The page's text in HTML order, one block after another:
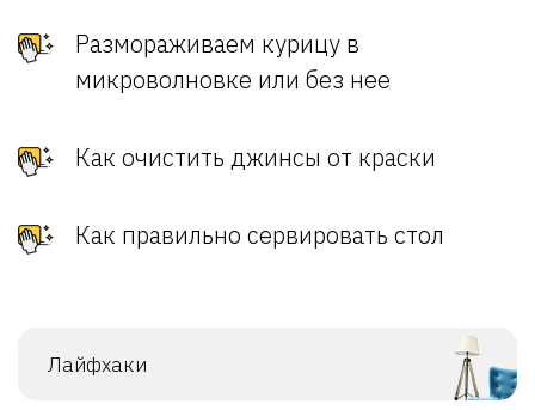
Размораживаем курицу в
микроволновке или без нее
Как очистить джинсы от краски
Как правильно сервировать стол
Лайфхаки